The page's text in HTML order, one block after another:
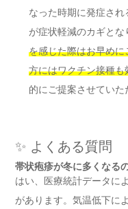
なった時期に発症さ
が症状軽減のカギとな
を感じた際はお早めに
方にはワクチン接種も
的にご提案させていた
✨ よくある質問
帯状疱疹が冬に多くなる
はい、医療統計データに
があります。気温低下に